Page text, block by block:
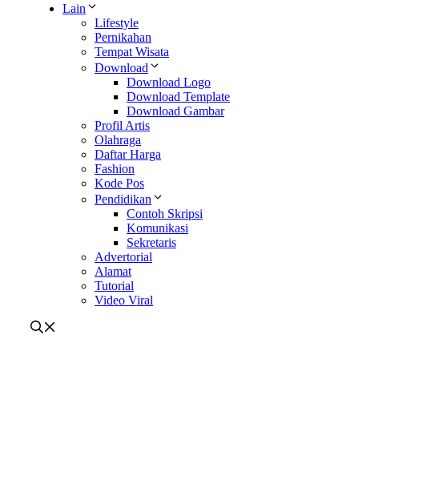
Lain
Lifestyle
Pernikahan
Tempat Wisata
Download
Download Logo
Download Template
Download Gambar
Profil Artis
Olahraga
Daftar Harga
Fashion
Kode Pos
Pendidikan
Contoh Skripsi
Komunikasi
Sekretaris
Advertorial
Alamat
Tutorial
Video Viral